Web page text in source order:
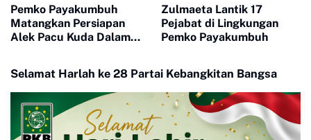
Pemko Payakumbuh
Matangkan Persiapan
Alek Pacu Kuda Dalam
Zulmaeta Lantik 17
Pejabat di Lingkungan
Pemko Payakumbuh
Selamat Harlah ke 28 Partai Kebangkitan Bangsa